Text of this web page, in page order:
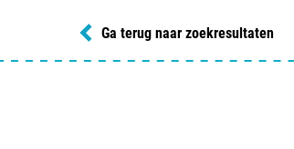
Ga terug naar zoekresultaten